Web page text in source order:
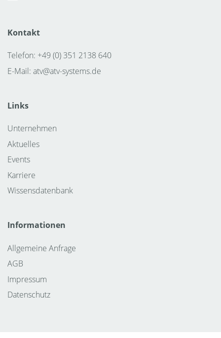
Kontakt
Telefon: +49 (0) 351 2138 640
E-Mail: atv@atv-systems.de
Links
Unternehmen
Aktuelles
Events
Karriere
Wissensdatenbank
Informationen
Allgemeine Anfrage
AGB
Impressum
Datenschutz